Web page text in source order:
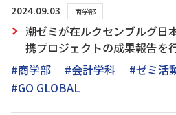
2024.09.03 商学部
潮ゼミが在ルクセンブルグ日
携プロジェクトの成果報告を
#商学部
#会計学科 #ゼミ活
#GO GLOBAL